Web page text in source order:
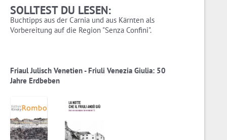
SOLLTEST DU LESEN:
Buchtipps aus der Carnia und aus Kärnten als
Vorbereitung auf die Region "Senza Confini".
Friaul Julisch Venetien - Friuli Venezia Giulia: 50
Jahre Erdbeben